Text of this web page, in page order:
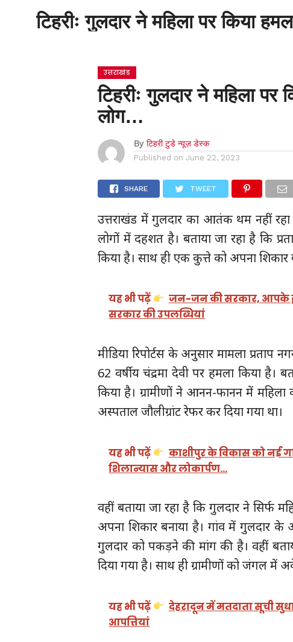
होम
टिहरीः गुलदार ने महिला पर किया
उत्तराखंड
टिहरीः गुलदार ने महिला
लोग…
By टिहरी टुडे न्यूज़ डेस्क
Published on June 22, 2023
SHARE TWEET
उत्तराखंड में गुलदार का आतंक थम नहीं
लोगों में दहशत है। बताया जा रहा है कि
किया है। साथ ही एक कुत्ते को अपना शिकार
यह भी पढ़ें
जन-जन की सरकार, आपके
सरकार की उपलब्धियां
मीडिया रिपोर्टस के अनुसार मामला
62 वर्षीय चंद्रमा देवी पर हमला किया
किया है। ग्रामीणों ने आनन-फानन में
अस्पताल जौलीग्रांट रेफर कर दिया गया था।
यह भी पढ़ें
काशीपुर के विकास को नई
शिलान्यास और लोकार्पण…
वहीं बताया जा रहा है कि गुलदार ने सिर्फ
अपना शिकार बनाया है। गांव में गुलदार
गुलदार को पकड़ने की मांग की है। वहीं
दिया गया है। साथ ही ग्रामीणों को जंगल में
यह भी पढ़ें
देहरादून में मतदाता सूची
आपत्तियां